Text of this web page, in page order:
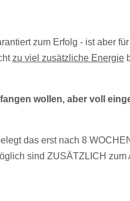
zum Erfolg - ist aber
zu viel zusätzliche Energie
wollen, aber voll
das erst nach 8
sind ZUSÄTZLICH zum